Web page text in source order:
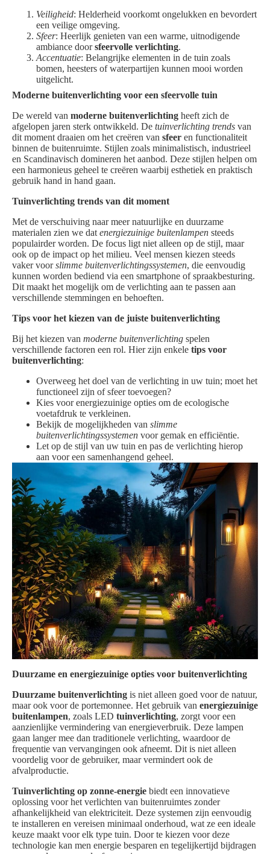
Veiligheid: Helderheid voorkomt ongelukken en bevordert
een veilige omgeving.
Sfeer: Heerlijk genieten van een warme, uitnodigende
ambiance doorsfeervolle verlichting.
Accentuatie: Belangrijke elementen in de tuin zoals
bomen, heesters of waterpartijen kunnen mooi worden
uitgelicht.
Moderne buitenverlichting voor een sfeervolle tuin
De wereld van moderne buitenverlichting heeft zich de
afgelopen jaren sterk ontwikkeld. De tuinverlichting trends van
dit moment draaien om het creëren van sfeer en functionaliteit
binnen de buitenruimte. Stijlen zoals minimalistisch, industrieel
en Scandinavisch domineren het aanbod. Deze stijlen helpen om
een harmonieus geheel te creëren waarbij esthetiek en praktisch
gebruik hand in hand gaan.
Tuinverlichting trends van dit moment
Met de verschuiving naar meer natuurlijke en duurzame
materialen zien we dat energiezuinige buitenlampen steeds
populairder worden. De focus ligt niet alleen op de stijl, maar
ook op de impact op het milieu. Veel mensen kiezen steeds
vaker voorslimme buitenverlichtingssystemen, die eenvoudig
kunnen worden bediend via een smartphone of spraakbesturing.
Dit maakt het mogelijk om de verlichting aan te passen aan
verschillende stemmingen en behoeften.
Tips voor het kiezen van de juiste buitenverlichting
Bij het kiezen van moderne buitenverlichting spelen
verschillende factoren een rol. Hier zijn enkele tips voor
buitenverlichting:
Overweeg het doel van de verlichting in uw tuin; moet het
functioneel zijn of sfeer toevoegen?
Kies voor energiezuinige opties om de ecologische
voetafdruk te verkleinen.
Bekijk de mogelijkheden van slimme
buitenverlichtingssystemen voor gemak en efficiëntie.
Let op de stijl van uw tuin en pas de verlichting hierop
aan voor een samenhangend geheel.
Duurzame en energiezuinige opties voor buitenverlichting
Duurzame buitenverlichting is niet alleen goed voor de natuur,
maar ook voor de portemonnee. Het gebruik van energiezuinige
buitenlampen, zoals LED tuinverlichting, zorgt voor een
aanzienlijke vermindering van energieverbruik. Deze lampen
gaan langer mee dan traditionele verlichting, waardoor de
frequentie van vervangingen ook afneemt. Dit is niet alleen
voordelig voor de gebruiker, maar vermindert ook de
afvalproductie.
Tuinverlichting op zonne-energie biedt een innovatieve
oplossing voor het verlichten van buitenruimtes zonder
afhankelijkheid van elektriciteit. Deze systemen zijn eenvoudig
te installeren en vereisen minimaal onderhoud, wat ze een ideale
keuze maakt voor elk type tuin. Door te kiezen voor deze
technologie kan men energie besparen en tegelijkertijd bijdragen